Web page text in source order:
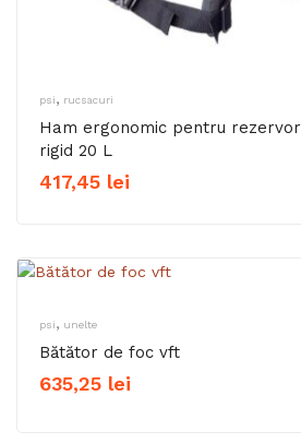
psi, rucsacuri
Ham ergonomic pentru rezervor
rigid 20 L
417,45 lei
psi, unelte
Bătător de foc vft
635,25 lei